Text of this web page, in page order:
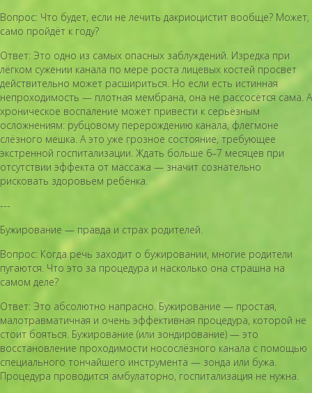
Вопрос: Что будет, если не лечить дакриоцистит вообще? Может,
само пройдёт к году?
Ответ: Это одно из самых опасных заблуждений. Изредка при
лёгком сужении канала по мере роста лицевых костей просвет
действительно может расшириться. Но если есть истинная
непроходимость — плотная мембрана, она не рассосётся сама. А
хроническое воспаление может привести к серьёзным
осложнениям: рубцовому перерождению канала, флегмоне
слёзного мешка. А это уже грозное состояние, требующее
экстренной госпитализации. Ждать больше 6–7 месяцев при
отсутствии эффекта от массажа — значит сознательно
рисковать здоровьем ребёнка.
---
Бужирование — правда и страх родителей.
Вопрос: Когда речь заходит о бужировании, многие родители
пугаются. Что это за процедура и насколько она страшна на
самом деле?
Ответ: Это абсолютно напрасно. Бужирование — простая,
малотравматичная и очень эффективная процедура, которой не
стоит бояться. Бужирование (или зондирование) — это
восстановление проходимости носослёзного канала с помощью
специального тончайшего инструмента — зонда или бужа.
Процедура проводится амбулаторно, госпитализация не нужна.